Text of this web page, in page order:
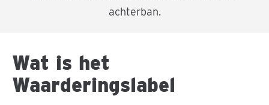
achterban.
Wat is het
Waarderingslabel